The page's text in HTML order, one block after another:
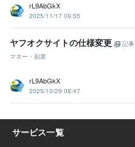
rL9AbGkX
2025/11/17 09:55
ヤフオクサイトの仕様変更
記事
マネー・副業
rL9AbGkX
2025/10/29 08:47